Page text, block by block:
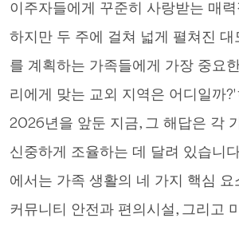
이주자들에게 꾸준히 사랑받는 매
하지만 두 주에 걸쳐 넓게 펼쳐진 대
를 계획하는 가족들에게 가장 중요
리에게 맞는 교외 지역은 어디일까?'
2026년을 앞둔 지금, 그 해답은 각
신중하게 조율하는 데 달려 있습니
에서는 가족 생활의 네 가지 핵심 요
커뮤니티 안전과 편의시설, 그리고